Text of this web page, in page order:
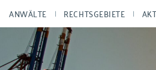
ANWÄLTE RECHTSGEBIETE